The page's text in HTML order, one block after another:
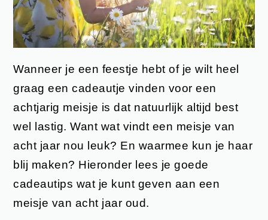
Wanneer je een feestje hebt of je wilt heel
graag een cadeautje vinden voor een
achtjarig meisje is dat natuurlijk altijd best
wel lastig. Want wat vindt een meisje van
acht jaar nou leuk? En waarmee kun je haar
blij maken? Hieronder lees je goede
cadeautips wat je kunt geven aan een
meisje van acht jaar oud.